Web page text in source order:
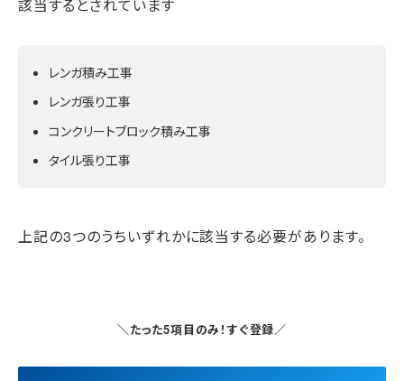
該当するとされています
レンガ積み工事
レンガ張り工事
コンクリートブロック積み工事
タイル張り工事
上記の3つのうちいずれかに該当する必要があります。
＼たった5項目のみ！すぐ登録／